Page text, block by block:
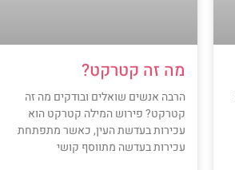
מה זה קטרקט?
הרבה אנשים שואלים ובודקים מה זה
קטרקט? פירוש המילה קטרקט הוא
עכירות בעדשת העין, כאשר מתפתחת
עכירות בעדשה מתווסף קושי